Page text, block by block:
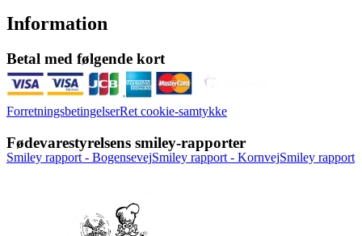
Information
Betal med følgende kort
ForretningsbetingelserRet cookie-samtykke
Fødevarestyrelsens smiley-rapporter
Smiley rapport - BogensevejSmiley rapport - KornvejSmiley rapport